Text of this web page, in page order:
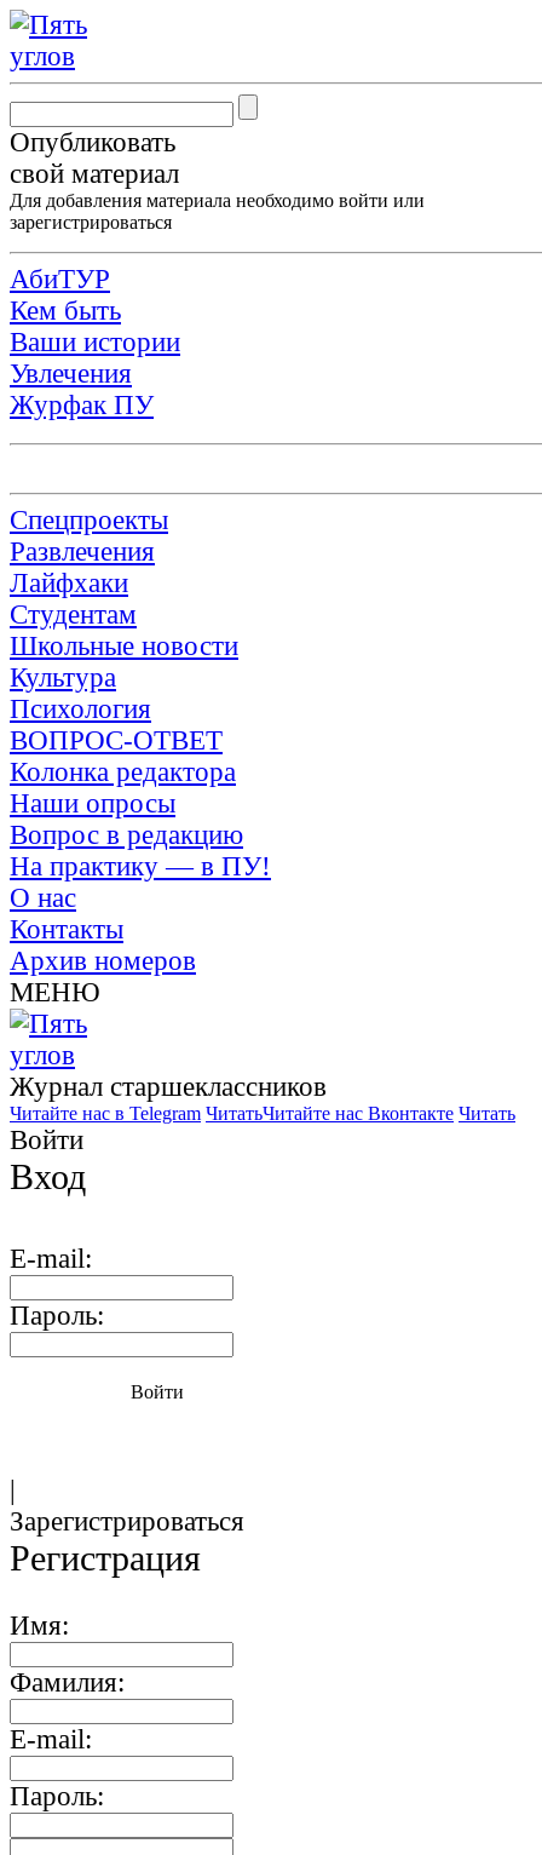
Опубликовать
свой материал
Для добавления материала необходимо войти или
зарегистрироваться
АбиТУР
Кем быть
Ваши истории
Увлечения
Журфак ПУ
Спецпроекты
Развлечения
Лайфхаки
Студентам
Школьные новости
Культура
Психология
ВОПРОС-ОТВЕТ
Колонка редактора
Наши опросы
Вопрос в редакцию
На практику — в ПУ!
О нас
Контакты
Архив номеров
МЕНЮ
Журнал старшекласcников
Читайте нас в Telegram ЧитатьЧитайте нас Вконтакте Читать
Войти
Вход
E-mail:
Пароль:
Войти
|
Зарегистрироваться
Регистрация
Имя:
Фамилия:
E-mail:
Пароль: